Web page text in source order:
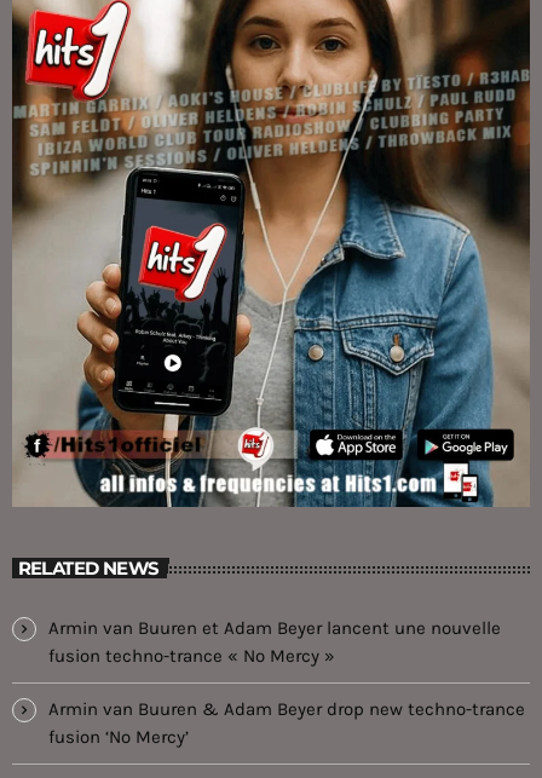
RELATED NEWS
Armin van Buuren et Adam Beyer lancent une nouvelle
fusion techno-trance « No Mercy »
Armin van Buuren & Adam Beyer drop new techno-trance
fusion ‘No Mercy’